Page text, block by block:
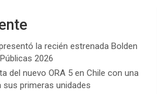
la recién estrenada Bolden
2026
del nuevo ORA 5 en Chile con una
primeras unidades